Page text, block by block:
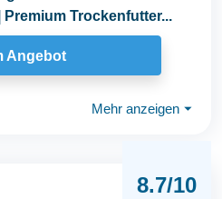
Premium Trockenfutter...
Angebot
Mehr anzeigen ⏷
8.7/10